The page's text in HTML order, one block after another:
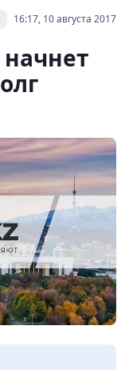
16:17, 10 августа 2017
начнет